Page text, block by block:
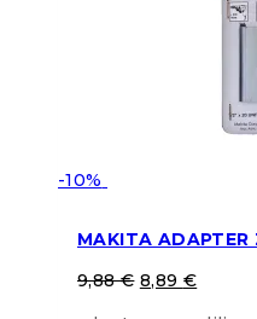
-10%
MAKITA
9,88€ 8,89 €